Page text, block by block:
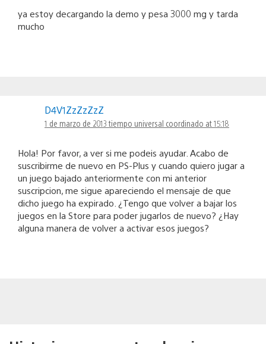
ya estoy decargando la demo y pesa 3000 mg y tarda
mucho
D4V1ZzZzZzZ
1 de marzo de 2013 tiempo universal coordinado at 15:18
Hola! Por favor, a ver si me podeis ayudar. Acabo de
suscribirme de nuevo en PS-Plus y cuando quiero jugar a
un juego bajado anteriormente con mi anterior
suscripcion, me sigue apareciendo el mensaje de que
dicho juego ha expirado. ¿Tengo que volver a bajar los
juegos en la Store para poder jugarlos de nuevo? ¿Hay
alguna manera de volver a activar esos juegos?